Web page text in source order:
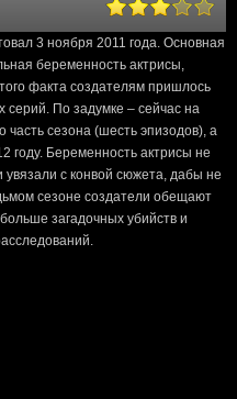
3 ноября 2011 года. Основная
беременность актрисы,
факта создателям пришлось
серий. По задумке – сейчас на
сезона (шесть эпизодов), а
году. Беременность актрисы не
увязали с конвой сюжета, дабы не
сезоне создатели обещают
загадочных убийств и